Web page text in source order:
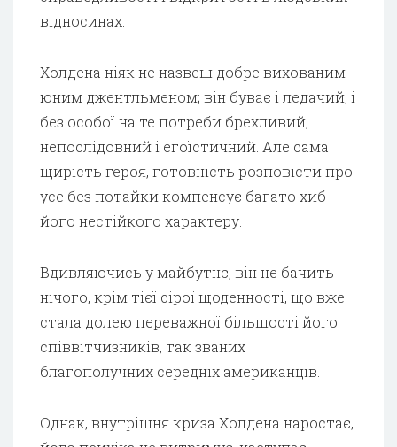
відносинах.
Холдена ніяк не назвеш добре вихованим
юним джентльменом; він буває і ледачий, і
без особої на те потреби брехливий,
непослідовний і егоїстичний. Але сама
щирість героя, готовність розповісти про
усе без потайки компенсує багато хиб
його нестійкого характеру.
Вдивляючись у майбутнє, він не бачить
нічого, крім тієї сірої щоденності, що вже
стала долею переважної більшості його
співвітчизників, так званих
благополучних середніх американців.
Однак, внутрішня криза Холдена наростає,